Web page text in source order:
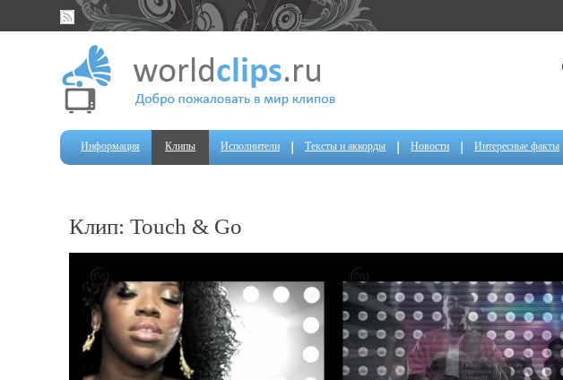
Информация Клипы Исполнители Тексты и аккорды Новости Интересные факты
Клип: Touch & Go